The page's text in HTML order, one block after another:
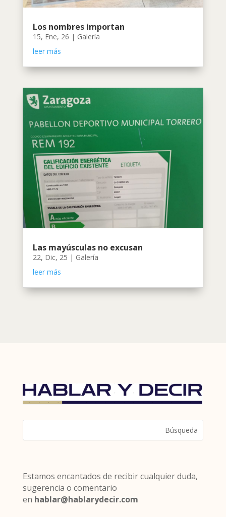
Los nombres importan
15, Ene, 26 | Galería
leer más
Las mayúsculas no excusan
22, Dic, 25 | Galería
leer más
Estamos encantados de recibir cualquier duda,
sugerencia o comentario
en hablar@hablarydecir.com